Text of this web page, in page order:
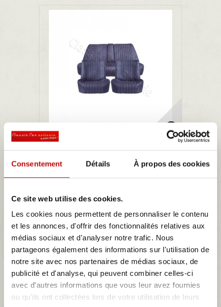
Consentement Détails À propos des cookies
Ce site web utilise des cookies.
Les cookies nous permettent de personnaliser le contenu
et les annonces, d'offrir des fonctionnalités relatives aux
médias sociaux et d'analyser notre trafic. Nous
partageons également des informations sur l'utilisation de
notre site avec nos partenaires de médias sociaux, de
publicité et d'analyse, qui peuvent combiner celles-ci
avec d'autres informations que vous leur avez fournies
ou qu'ils ont collectées lors de votre utilisation de leurs
ensemble garnitures de sièges complet velours bleu citroen ds
732,90 €
Détails